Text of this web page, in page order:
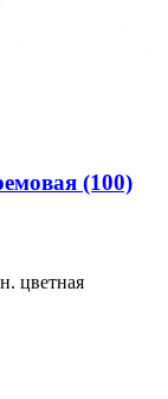
(100)
цветная